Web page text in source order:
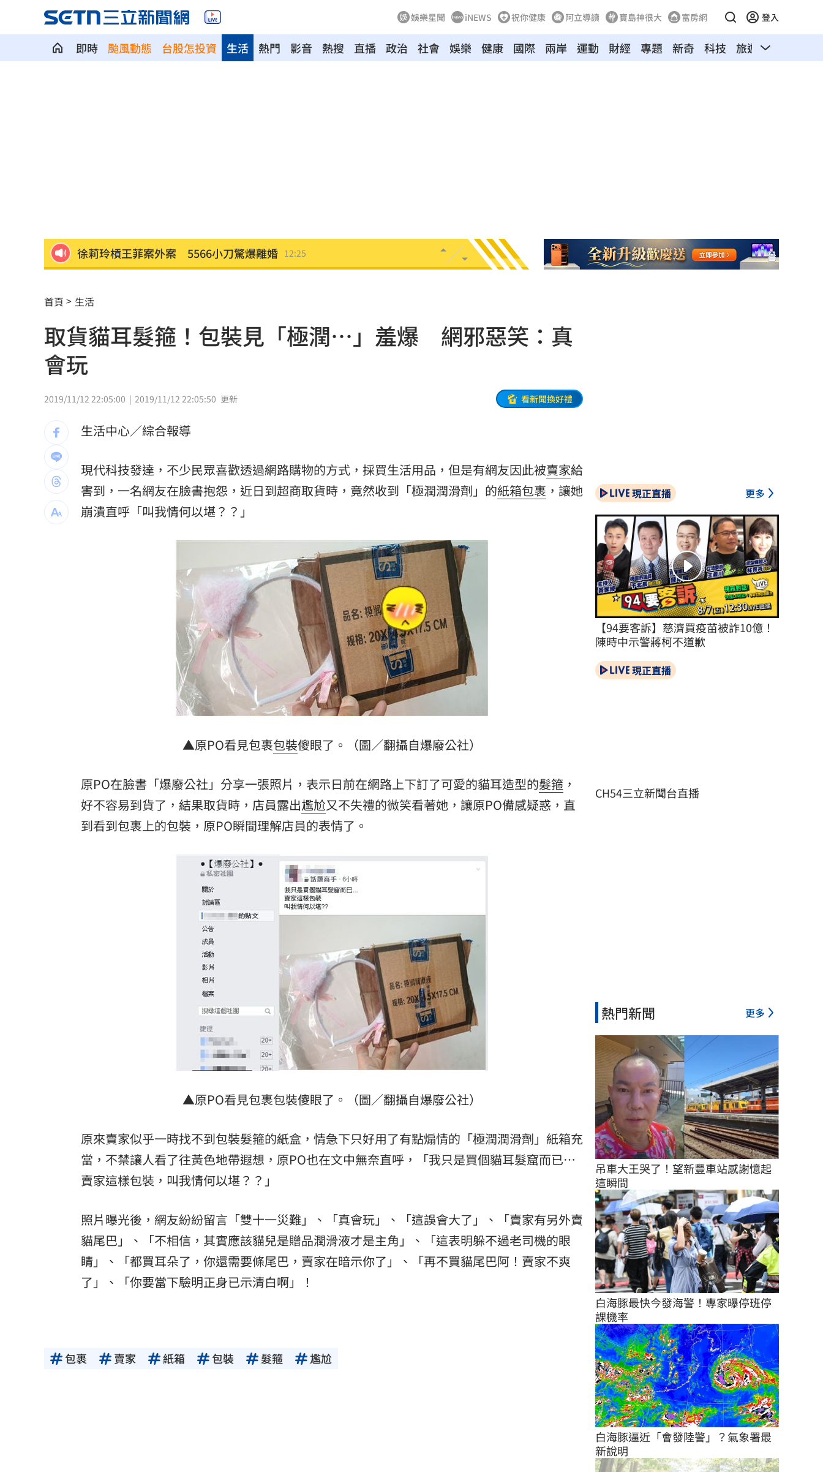
娛樂星聞 iNEWS 祝你健康 阿立導讀 寶島神很大 富房網 登入
即時 颱風動態 台股怎投資 熱門 影音 熱搜 直播 政治 社會 娛樂
生活 健康 國際 兩岸 運動 財經 專題 新奇 科技 旅遊 汽車
徐莉玲槓王菲案外案 5566小刀驚爆離婚 12:25
誰在回覆「幹嘛」？故宮南院小編身分曝光
中國攻台非解放軍？外媒點名2破口！ 12:23
昔遭抹黑謀財害命終平反 陳時中感性發聲
姜厚任女友自曝3碩1博 網搜本名查無此人
新／威加重罰300萬！問題苦茶油流向3縣市
肥大叔46歲驟逝！2年前曾逃過車禍死劫 12:16
酒測爆表！職軍「接近死亡狀態」照開上路
泰校園爆槍擊！釀2死20傷 學生槍手身亡 12:11
蘋果砍價失敗！長鑫存儲靠2底氣拒降價 12:10
掃把刺眼傷勢照曝光！女師恐失明要提告 12:10
新北國王簽周儀翔 毛加恩盛讚頂尖對抗性 12:08
20:31
LIVE三立+24小時直播 15:27
「拍片人的多重宇宙」職涯論壇9/12登場！ 10:30
8國球員齊聚高雄 Formosa 7s掀足球熱潮 10:00
首頁 生活
取貨貓耳髮箍！包裝見「極潤…」羞爆 網邪惡笑：真
會玩
2019/11/12 22:05:00 2019/11/12 22:05:50 更新 看新聞換好禮
生活中心／綜合報導
現代科技發達，不少民眾喜歡透過網路購物的方式，採買生活用品，但是有網友因此被賣家給
害到，一名網友在臉書抱怨，近日到超商取貨時，竟然收到「極潤潤滑劑」的紙箱包裹 ，讓她
崩潰直呼「叫我情何以堪？？」
▲原PO看見包裹包裝傻眼了。（圖／翻攝自爆廢公社）
原PO在臉書「爆廢公社」分享一張照片，表示日前在網路上下訂了可愛的貓耳造型的髮箍 ，
好不容易到貨了，結果取貨時，店員露出尷尬又不失禮的微笑看著她，讓原PO備感疑惑，直
到看到包裹上的包裝，原PO瞬間理解店員的表情了。
▲原PO看見包裹包裝傻眼了。（圖／翻攝自爆廢公社）
原來賣家似乎一時找不到包裝髮箍的紙盒，情急下只好用了有點煽情的「極潤潤滑劑」紙箱充
當，不禁讓人看了往黃色地帶遐想，原PO也在文中無奈直呼，「我只是買個貓耳髮窟而已…
賣家這樣包裝，叫我情何以堪？？」
照片曝光後，網友紛紛留言「雙十一災難」、「真會玩」、「這誤會大了」、「賣家有另外賣
貓尾巴」、「不相信，其實應該貓兒是贈品潤滑液才是主角」、「這表明躲不過老司機的眼
睛」、「都買耳朵了，你還需要條尾巴，賣家在暗示你了」、「再不買貓尾巴阿！賣家不爽
了」、「你要當下驗明正身已示清白啊」！
包裹 賣家 紙箱 包裝 髮箍 尷尬
現正直播 更多
【94要客訴】慈濟買疫苗被詐10億！
陳時中示警蔣柯不道歉
現正直播
CH54三立新聞台直播
熱門新聞 更多
吊車大王哭了！望新豐車站感謝憶起
這瞬間
白海豚最快今發海警！專家曝停班停
課機率
白海豚逼近「會發陸警」？氣象署最
新說明